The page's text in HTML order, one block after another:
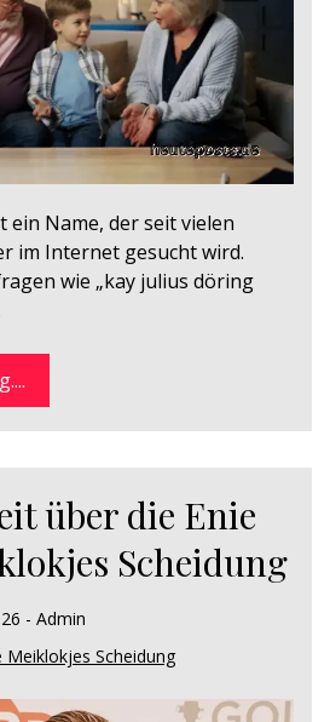
ein Name, der seit vielen
im Internet gesucht wird.
wie „kay julius döring
über die Enie
Scheidung
- Admin
Meiklokjes Scheidung